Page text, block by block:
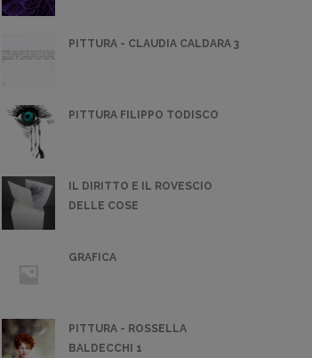
PITTURA - CLAUDIA CALDARA 3
PITTURA FILIPPO TODISCO
IL DIRITTO E IL ROVESCIO
DELLE COSE
GRAFICA
PITTURA - ROSSELLA
BALDECCHI 1